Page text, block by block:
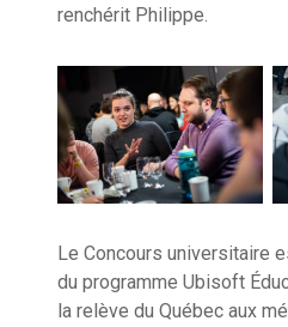
renchérit Philippe.
Le Concours universitaire
du programme Ubisoft
la relève du Québec aux